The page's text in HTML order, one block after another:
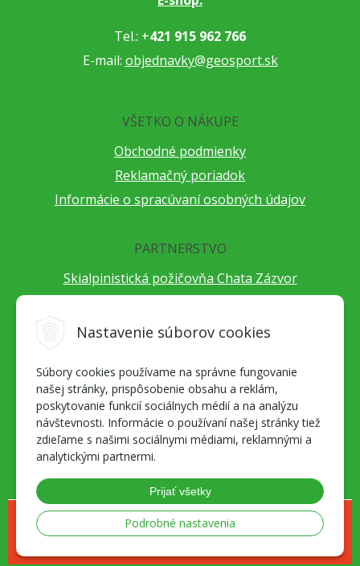
Nastavenie súborov cookies
Súbory cookies používame na správne fungovanie
našej stránky, prispôsobenie obsahu a reklám,
poskytovanie funkcií sociálnych médií a na analýzu
návštevnosti. Informácie o používaní našej stránky tiež
zdieľame s našimi sociálnymi médiami, reklamnými a
analytickými partnermi.
Prijať všetky
Podrobné nastavenia
Tel.: +421 915 962 766
E-mail: objednavky@geosport.sk
VŠETKO O NÁKUPE
Obchodné podmienky
Reklamačný poriadok
Informácie o spracúvaní osobných údajov
PARTNERSTVO
Skialpinistická požičovňa Chata Zázvor
Cestovateľský festival Cestou necestou
Alpenverein Slovensko
Hore-dole Derešom
Motorest Nemecká
Splav Hrona
© 2026 Geosport.sk - všetko pre milovníkov outdoor športov a skialpu •